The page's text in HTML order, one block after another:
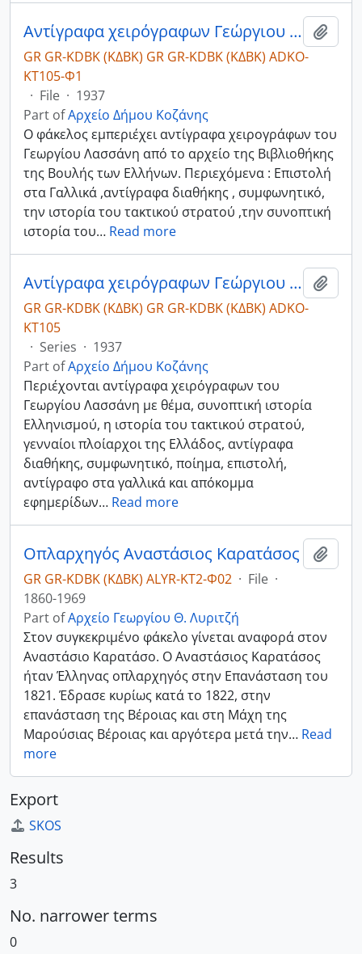
Αντίγραφα χειρόγραφων Γεώργιου Λασσάνη από το αρχείο της Βιβλιοθήκης της Βουλής των Ελλήνων
GR GR-KDBK (ΚΔΒΚ) GR GR-KDBK (ΚΔΒΚ) ADKO-
ΚΤ105-Φ1
· File · 1937
Part ofΑρχείο Δήμου Κοζάνης
Ο φάκελος εμπεριέχει αντίγραφα χειρογράφων του
Γεωργίου Λασσάνη από το αρχείο της Βιβλιοθήκης
της Βουλής των Ελλήνων. Περιεχόμενα : Επιστολή
στα Γαλλικά ,αντίγραφα διαθήκης , συμφωνητικό,
την ιστορία του τακτικού στρατού ,την συνοπτική
ιστορία του… Read more
Αντίγραφα χειρόγραφων Γεώργιου Λασσάνη από το αρχείο της Βιβλιοθήκης της Βουλής των Ελλήνων
GR GR-KDBK (ΚΔΒΚ) GR GR-KDBK (ΚΔΒΚ) ADKO-
ΚΤ105
· Series · 1937
Part ofΑρχείο Δήμου Κοζάνης
Περιέχονται αντίγραφα χειρόγραφων του
Γεωργίου Λασσάνη με θέμα, συνοπτική ιστορία
Ελληνισμού, η ιστορία του τακτικού στρατού,
γενναίοι πλοίαρχοι της Ελλάδος, αντίγραφα
διαθήκης, συμφωνητικό, ποίημα, επιστολή,
αντίγραφο στα γαλλικά και απόκομμα
εφημερίδων… Read more
Οπλαρχηγός Αναστάσιος Καρατάσος
GR GR-KDBK (ΚΔΒΚ) ALYR-ΚΤ2-Φ02 · File ·
1860-1969
Part ofΑρχείο Γεωργίου Θ. Λυριτζή
Στον συγκεκριμένο φάκελο γίνεται αναφορά στον
Αναστάσιο Καρατάσο. Ο Αναστάσιος Καρατάσος
ήταν Έλληνας οπλαρχηγός στην Επανάσταση του
1821. Έδρασε κυρίως κατά το 1822, στην
επανάσταση της Βέροιας και στη Μάχη της
Μαρούσιας Βέροιας και αργότερα μετά την… Read
more
Export
SKOS
Results
3
No. narrower terms
0